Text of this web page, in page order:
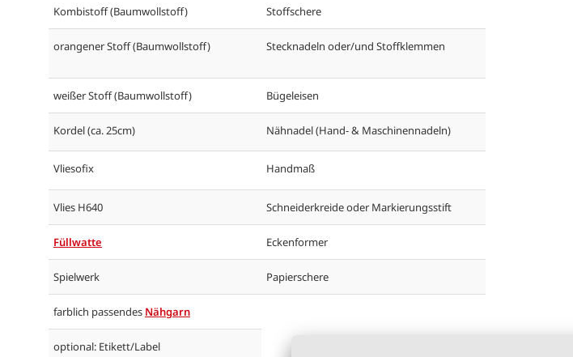
Kombistoff (Baumwollstoff) Stoffschere
orangener Stoff (Baumwollstoff) Stecknadeln oder/und Stoffklemmen
weißer Stoff (Baumwollstoff) Bügeleisen
Kordel (ca. 25cm) Nähnadel (Hand- & Maschinennadeln)
Vliesofix Handmaß
Vlies H640 Schneiderkreide oder Markierungsstift
Füllwatte Eckenformer
Spielwerk Papierschere
farblich passendes Nähgarn
optional: Etikett/Label